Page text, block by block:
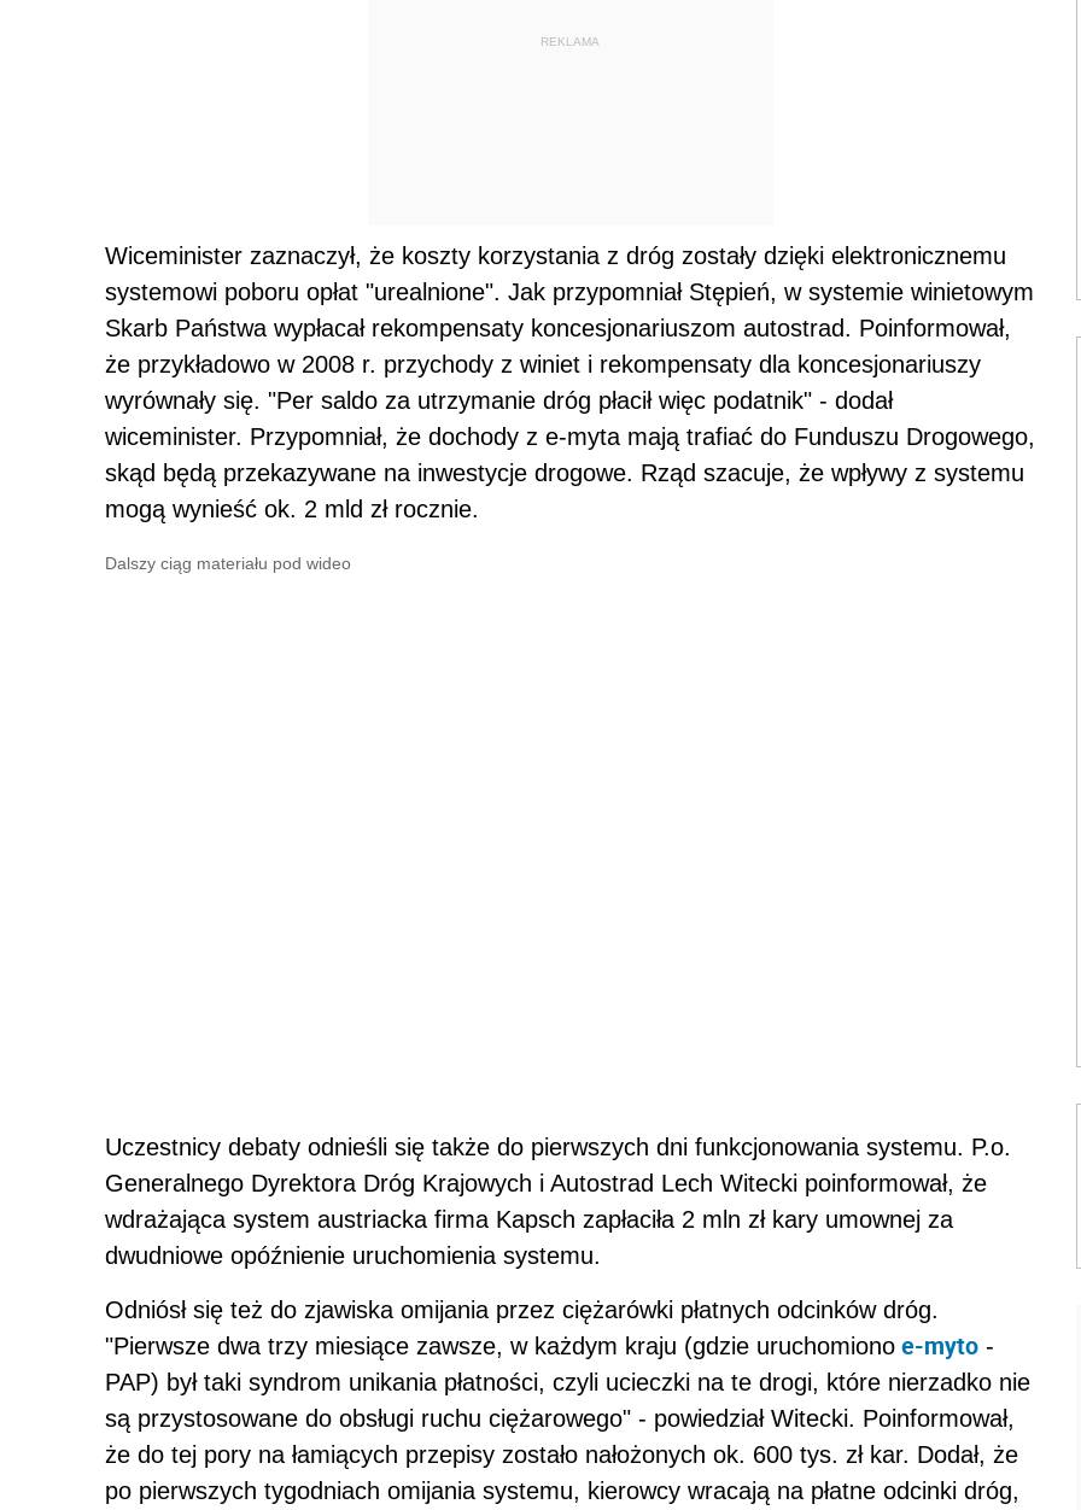
REKLAMA
Wiceminister zaznaczył, że koszty korzystania z dróg zostały dzięki elektronicznemu
systemowi poboru opłat "urealnione". Jak przypomniał Stępień, w systemie winietowym
Skarb Państwa wypłacał rekompensaty koncesjonariuszom autostrad. Poinformował,
że przykładowo w 2008 r. przychody z winiet i rekompensaty dla koncesjonariuszy
wyrównały się. "Per saldo za utrzymanie dróg płacił więc podatnik" - dodał
wiceminister. Przypomniał, że dochody z e-myta mają trafiać do Funduszu Drogowego,
skąd będą przekazywane na inwestycje drogowe. Rząd szacuje, że wpływy z systemu
mogą wynieść ok. 2 mld zł rocznie.
Dalszy ciąg materiału pod wideo
Uczestnicy debaty odnieśli się także do pierwszych dni funkcjonowania systemu. P.o.
Generalnego Dyrektora Dróg Krajowych i Autostrad Lech Witecki poinformował, że
wdrażająca system austriacka firma Kapsch zapłaciła 2 mln zł kary umownej za
dwudniowe opóźnienie uruchomienia systemu.
Odniósł się też do zjawiska omijania przez ciężarówki płatnych odcinków dróg.
"Pierwsze dwa trzy miesiące zawsze, w każdym kraju (gdzie uruchomiono e-myto -
PAP) był taki syndrom unikania płatności, czyli ucieczki na te drogi, które nierzadko nie
są przystosowane do obsługi ruchu ciężarowego" - powiedział Witecki. Poinformował,
że do tej pory na łamiących przepisy zostało nałożonych ok. 600 tys. zł kar. Dodał, że
po pierwszych tygodniach omijania systemu, kierowcy wracają na płatne odcinki dróg,